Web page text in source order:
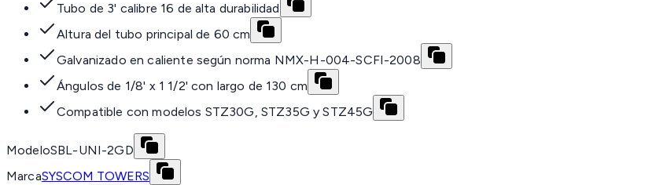
Tubo de 3' calibre 16 de alta durabilidad
Altura del tubo principal de 60 cm
Galvanizado en caliente según norma NMX-H-004-SCFI-2008
Ángulos de 1/8' x 1 1/2' con largo de 130 cm
Compatible con modelos STZ30G, STZ35G y STZ45G
ModeloSBL-UNI-2GD
MarcaSYSCOM TOWERS